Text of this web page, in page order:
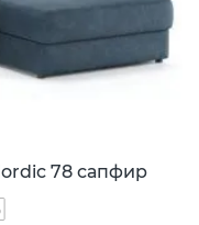
78 сапфир